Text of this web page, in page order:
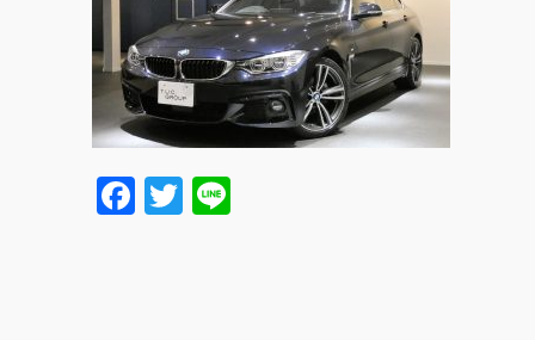
Facebook
Twitter